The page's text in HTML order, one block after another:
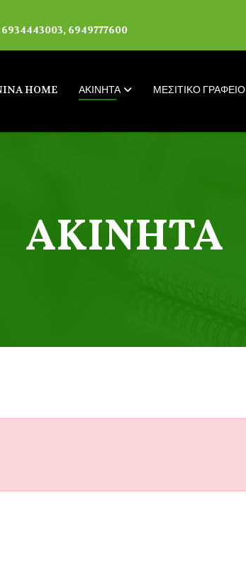
6949777600
HOME ΑΚΙΝΗΤΑ ΜΕΣΙΤΙΚΟ ΓΡΑΦΕΙΟ
ΑΚΙΝΗΤΑ